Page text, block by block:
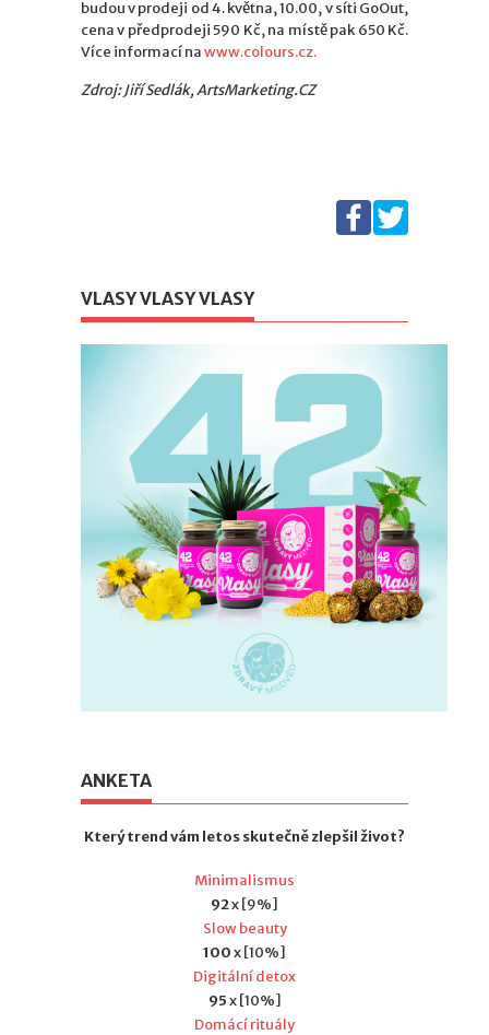
budou v prodeji od 4. května, 10.00, v síti GoOut,
cena v předprodeji 590 Kč, na místě pak 650 Kč.
Více informací nawww.colours.cz.
Zdroj: Jiří Sedlák, ArtsMarketing.CZ
VLASY VLASY VLASY
ANKETA
Který trend vám letos skutečně zlepšil život?
Minimalismus
92x [9%]
Slow beauty
100x [10%]
Digitální detox
95x [10%]
Domácí rituály